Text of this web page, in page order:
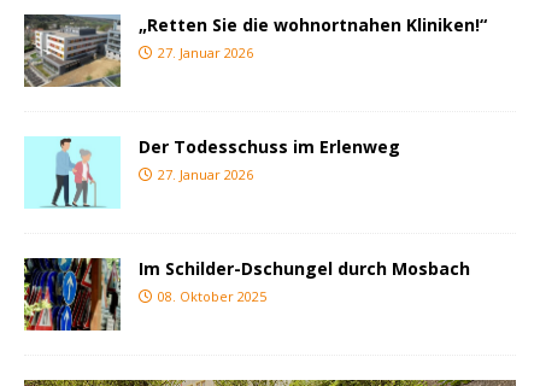
„Retten Sie die wohnortnahen Kliniken!“
27. Januar 2026
Der Todesschuss im Erlenweg
27. Januar 2026
Im Schilder-Dschungel durch Mosbach
08. Oktober 2025